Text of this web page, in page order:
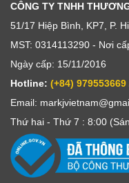
CÔNG TY TNHH
51/17 Hiệp Bình, KP7, P.
MST: 0314113290 - Nơi
Ngày cấp: 15/11/2016
Hotline: (+84)
Email:
Thứ hai - Thứ 7 : 8:00